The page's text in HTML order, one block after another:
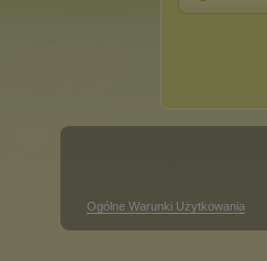
Ogólne Warunki Użytkowania